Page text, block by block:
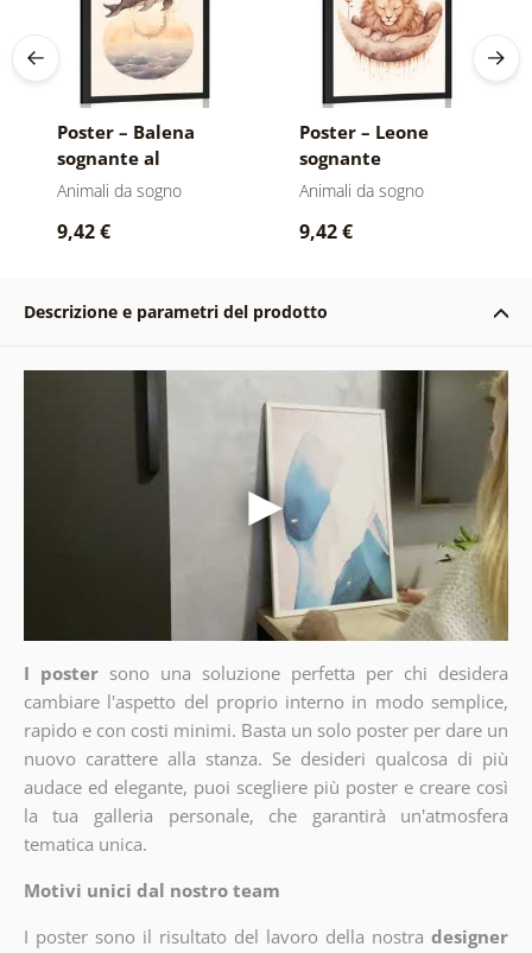
Poster – Balena
sognante al
tramonto
Animali da sogno
9,42 €
Poster – Leone
sognante
Animali da sogno
9,42 €
Descrizione e parametri del prodotto
I poster sono una soluzione perfetta per chi desidera
cambiare l'aspetto del proprio interno in modo semplice,
rapido e con costi minimi. Basta un solo poster per dare un
nuovo carattere alla stanza. Se desideri qualcosa di più
audace ed elegante, puoi scegliere più poster e creare così
la tua galleria personale, che garantirà un'atmosfera
tematica unica.
Motivi unici dal nostro team
I poster sono il risultato del lavoro della nostra designer